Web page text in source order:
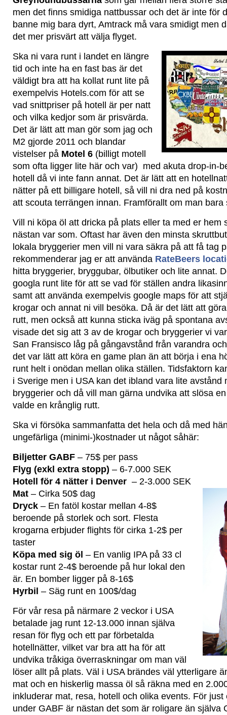
men det finns smidiga nattbussar och det är inte för
banne mig bara dyrt, Amtrack må vara smidigt men
det mer prisvärt att välja flyget.
Ska ni vara runt i landet en längre
tid och inte ha en fast bas är det
väldigt bra att ha kollat runt lite på
exempelvis Hotels.com för att se
vad snittpriser på hotell är per natt
och vilka kedjor som är prisvärda.
Det är lätt att man gör som jag och
M2 gjorde 2011 och blandar
vistelser på Motel 6 (billigt motell
som ofta ligger lite här och var) med akuta drop-in-
hotell då vi inte fann annat. Det är lätt att en
nätter på ett billigare hotell, så vill ni dra ned på
att scouta terrängen innan. Framförallt om man bara
Vill ni köpa öl att dricka på plats eller ta med er hem
nästan var som. Oftast har även den minsta
lokala bryggerier men vill ni vara säkra på att få tag
rekommenderar jag er att använda RateBeers
hitta bryggerier, bryggubar, ölbutiker och lite annat.
googla runt lite för att se vad för ställen andra
samt att använda exempelvis google maps för att
krogar och annat ni vill besöka. Då är det lätt att
rutt, men också att kunna sticka iväg på spontana
visade det sig att 3 av de krogar och bryggerier vi
San Fransisco låg på gångavstånd från varandra
det var lätt att köra en game plan än att börja i ena
runt helt i onödan mellan olika ställen. Tidsfaktorn
i Sverige men i USA kan det ibland vara lite avstånd
bryggerier och då vill man gärna undvika att slösa
valde en krånglig rutt.
Ska vi försöka sammanfatta det hela och då med
ungefärliga (minimi-)kostnader ut något såhär:
Biljetter GABF – 75$ per pass
Flyg (exkl extra stopp) – 6-7.000 SEK
Hotell för 4 nätter i Denver – 2-3.000 SEK
Mat – Cirka 50$ dag
Dryck – En fatöl kostar mellan 4-8$
beroende på storlek och sort. Flesta
krogarna erbjuder flights för cirka 1-2$ per
taster
Köpa med sig öl – En vanlig IPA på 33 cl
kostar runt 2-4$ beroende på hur lokal den
är. En bomber ligger på 8-16$
Hyrbil – Säg runt en 100$/dag
För vår resa på närmare 2 veckor i USA
betalade jag runt 12-13.000 innan själva
resan för flyg och ett par förbetalda
hotellnätter, vilket var bra att ha för att
undvika tråkiga överraskningar om man väl
löser allt på plats. Väl i USA brändes väl ytterligare
mat och en hiskerlig massa öl så räkna med en
inkluderar mat, resa, hotell och olika events. För
under GABF är nästan det som är roligare än själva